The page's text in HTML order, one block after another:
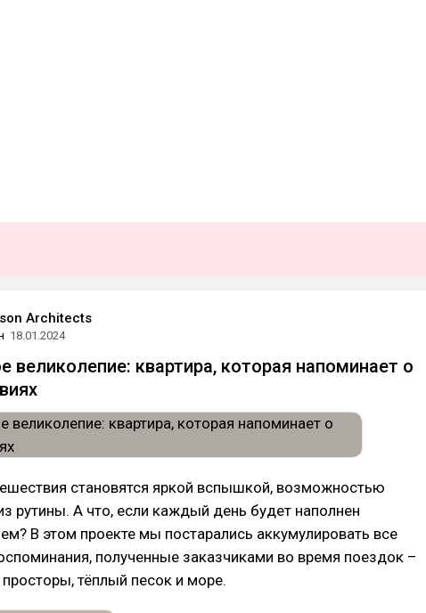
Architects
18.01.2024
великолепие: квартира, которая напоминает о
становятся яркой вспышкой, возможностью
рутины. А что, если каждый день будет наполнен
В этом проекте мы постарались аккумулировать все
полученные заказчиками во время поездок –
тёплый песок и море.